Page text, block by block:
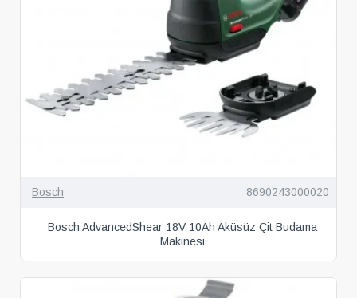
Bosch 8690243000020
Bosch AdvancedShear 18V 10Ah Aküsüz Çit Budama
Makinesi